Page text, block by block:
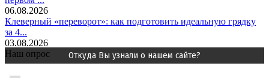
06.08.2026
Клеверный «переворот»: как подготовить идеальную грядку
за 4...
03.08.2026
Наш опрос
Откуда Вы узнали о нашем сайте?